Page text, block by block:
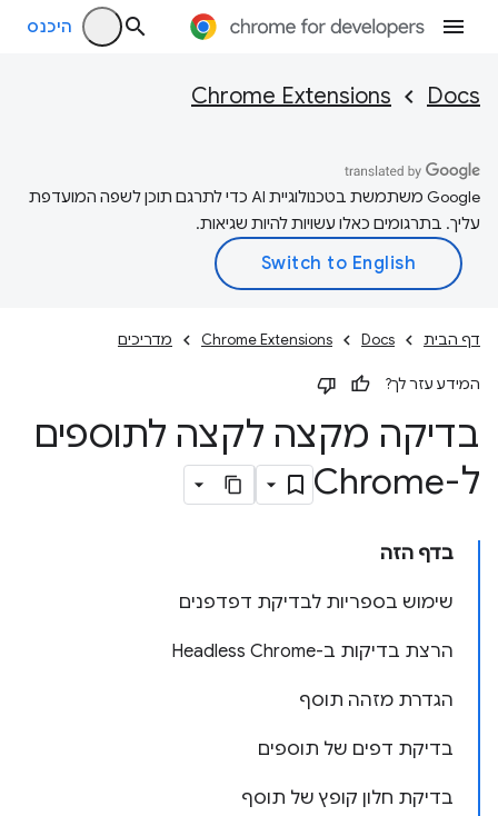
היכנס
Docs
Chrome Extensions
‫Google משתמשת בטכנולוגיית AI כדי לתרגם תוכן לשפה המועדפת
עליך. בתרגומים כאלו עשויות להיות שגיאות.
דף הבית Docs
Chrome Extensions מדריכים
המידע עזר לך?
בדיקה מקצה לקצה לתוספים
ל-Chrome
בדף הזה
שימוש בספריות לבדיקת דפדפנים
הרצת בדיקות ב-Headless Chrome
הגדרת מזהה תוסף
בדיקת דפים של תוספים
בדיקת חלון קופץ של תוסף